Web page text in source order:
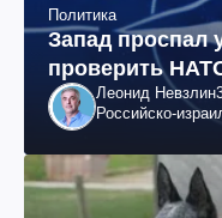
Политика
Запад проспал
проверить
Леонид Невзлин
Российско-
"ЮКОСа"